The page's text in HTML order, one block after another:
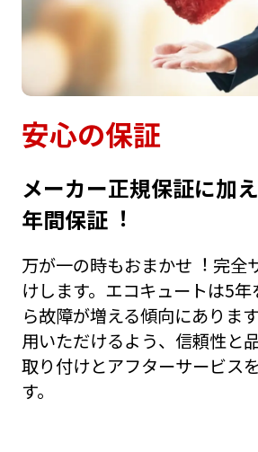
安⼼の保証
メーカー正規保証に加
年間保証︕
万が⼀の時もおまかせ︕ 完全
けします。エコキュートは5
ら故障が増える傾向にありま
⽤いただけるよう、信頼性と
取り付けとアフターサービス
す。